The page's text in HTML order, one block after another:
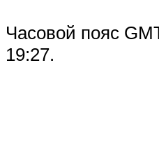
Часовой пояс
19:27.